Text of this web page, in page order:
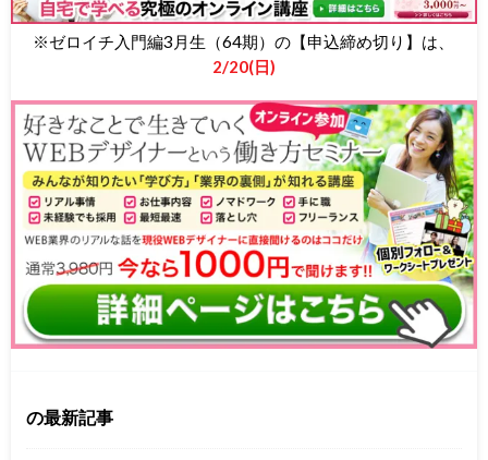
※ゼロイチ入門編3月生（64期）の【申込締め切り】は、
2/20(日)
の最新記事